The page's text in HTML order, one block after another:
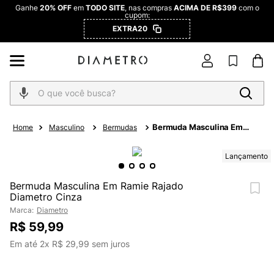
Ganhe 20% OFFem TODO SITE, nas compras ACIMA DE R$399com o
cupom:
EXTRA20
O que você busca?
Masculino Bermudas
Bermuda Masculina Em
Lançamento
Bermuda Masculina Em Ramie Rajado
Diametro Cinza
Marca: Diametro
R$ 59,99
Em até 2x R$ 29,99 sem juros